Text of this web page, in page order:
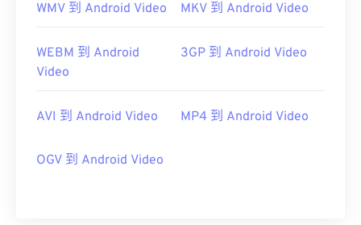
WMV 到 Android Video MKV 到 Android Video
WEBM 到 Android
Video
3GP 到 Android Video
AVI 到 Android Video MP4 到 Android Video
OGV 到 Android Video